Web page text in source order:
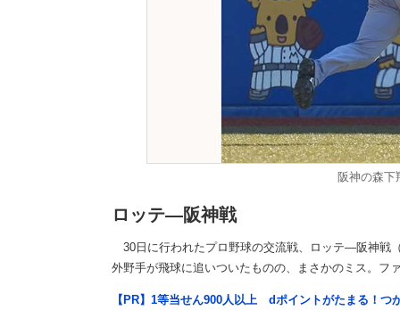
阪神の森下
ロッテ―阪神戦
30日に行われたプロ野球の交流戦、ロッテ―阪神戦
外野手が飛球に追いついたものの、まさかのミス。フ
【PR】1等当せん900人以上 dポイントがたまる！つ